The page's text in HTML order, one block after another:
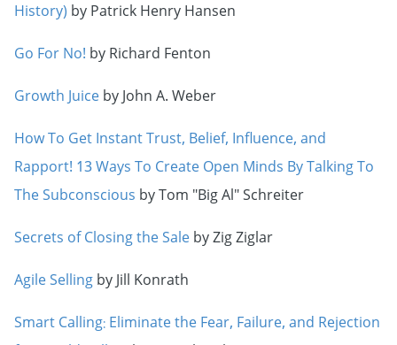
History) by Patrick Henry Hansen
Go For No! by Richard Fenton
Growth Juiceby John A. Weber
How To Get Instant Trust, Belief, Influence, and
Rapport! 13 Ways To Create Open Minds By Talking To
The Subconscious by Tom "Big Al" Schreiter
Secrets of Closing the Saleby Zig Ziglar
Agile Sellingby Jill Konrath
Smart Calling: Eliminate the Fear, Failure, and Rejection